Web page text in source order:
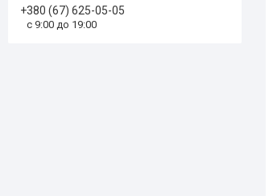
+380 (67) 625-05-05
с 9:00 до 19:00